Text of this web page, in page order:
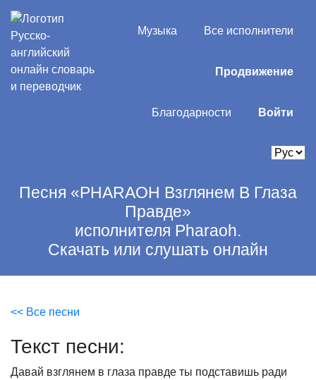
Музыка Все исполнители
Продвижение
Благодарности Войти
Песня «PHARAOH Взглянем В Глаза
Правде»
исполнителя Pharaoh.
Скачать или слушать онлайн
<< Все песни
Текст песни:
Давай взглянем в глаза правде ты подставишь ради